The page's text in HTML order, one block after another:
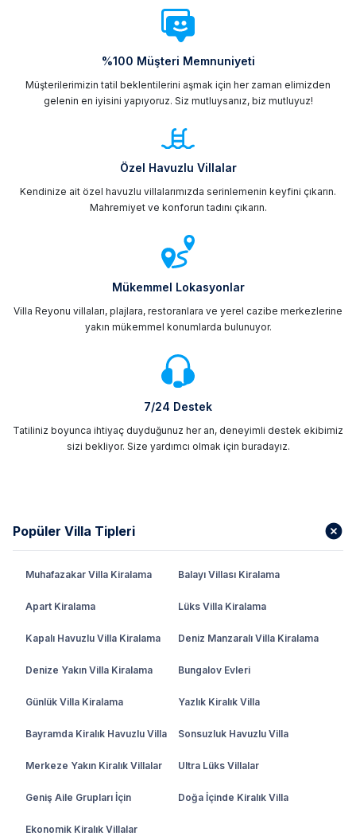
%100 Müşteri Memnuniyeti
Müşterilerimizin tatil beklentilerini aşmak için her zaman elimizden
gelenin en iyisini yapıyoruz. Siz mutluysanız, biz mutluyuz!
Özel Havuzlu Villalar
Kendinize ait özel havuzlu villalarımızda serinlemenin keyfini çıkarın.
Mahremiyet ve konforun tadını çıkarın.
Mükemmel Lokasyonlar
Villa Reyonu villaları, plajlara, restoranlara ve yerel cazibe merkezlerine
yakın mükemmel konumlarda bulunuyor.
7/24 Destek
Tatiliniz boyunca ihtiyaç duyduğunuz her an, deneyimli destek ekibimiz
sizi bekliyor. Size yardımcı olmak için buradayız.
Popüler Villa Tipleri
Muhafazakar Villa Kiralama Balayı Villası Kiralama
Apart Kiralama Lüks Villa Kiralama
Kapalı Havuzlu Villa Kiralama Deniz Manzaralı Villa Kiralama
Denize Yakın Villa Kiralama Bungalov Evleri
Günlük Villa Kiralama Yazlık Kiralık Villa
Bayramda Kiralık Havuzlu Villa Sonsuzluk Havuzlu Villa
Merkeze Yakın Kiralık Villalar Ultra Lüks Villalar
Geniş Aile Grupları İçin Doğa İçinde Kiralık Villa
Ekonomik Kiralık Villalar